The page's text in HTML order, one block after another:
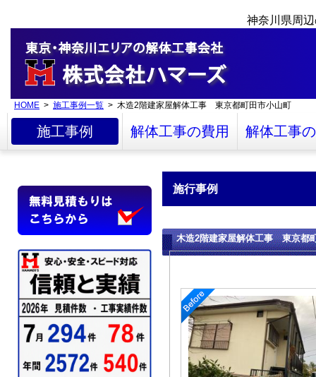
神奈川県周
HOME > 施工事例一覧 > 木造2階建家屋解体工事 東京都町田市小山町
施工事例 解体工事の費用 解体工事
施行事例
木造2階建家屋解体工事 東京都